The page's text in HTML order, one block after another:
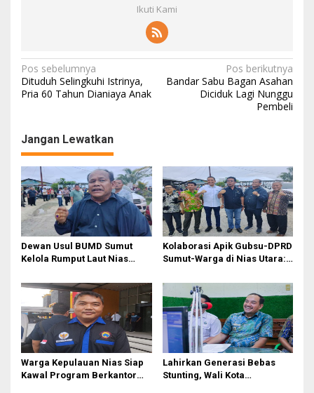
Ikuti Kami
N
a
i
g
a
s
i
p
o
s
Pos sebelumnya
Dituduh Selingkuhi Istrinya,
Pria 60 Tahun Dianiaya Anak
Pos berikutnya
Bandar Sabu Bagan Asahan
Diciduk Lagi Nunggu
Pembeli
Jangan Lewatkan
Dewan Usul BUMD Sumut
Kelola Rumput Laut Nias
Kolaborasi Apik Gubsu-DPRD
Sumut-Warga di Nias Utara:
Akhirnya Diperbaiki
Warga Kepulauan Nias Siap
Kawal Program Berkantor
Lahirkan Generasi Bebas
Stunting, Wali Kota